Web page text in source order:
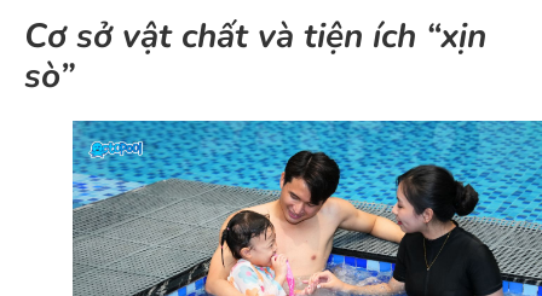
Cơ sở vật chất và tiện ích “xịn
sò”